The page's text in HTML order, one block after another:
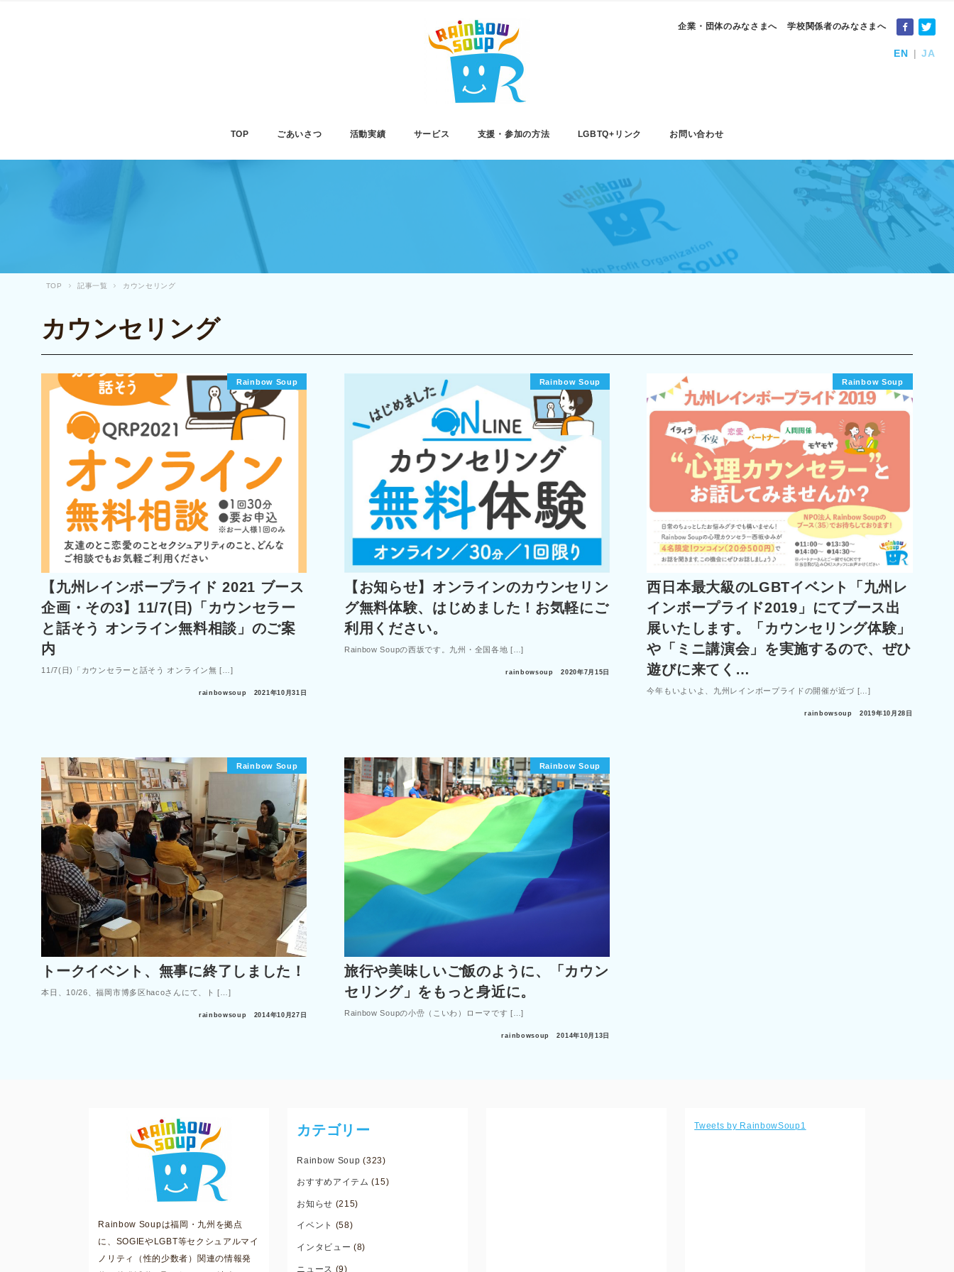
企業・団体のみなさまへ 学校関係者のみなさまへ
EN JA
TOP ごあいさつ 活動実績 サービス 支援・参加の方法 LGBTQ+リンク お問い合わせ
TOP 記事一覧 カウンセリング
カウンセリング
Rainbow Soup
【九州レインボープライド 2021 ブース
企画・その3】11/7(日)「カウンセラー
と話そう オンライン無料相談」のご案
内
11/7(日)「カウンセラーと話そう オンライン無 […]
rainbowsoup 2021年10月31日
Rainbow Soup
【お知らせ】オンラインのカウンセリン
グ無料体験、はじめました！お気軽にご
利用ください。
Rainbow Soupの西坂です。九州・全国各地 […]
rainbowsoup 2020年7月15日
Rainbow Soup
西日本最大級のLGBTイベント「九州レ
インボープライド2019」にてブース出
展いたします。「カウンセリング体験」
や「ミニ講演会」を実施するので、ぜひ
遊びに来てく…
今年もいよいよ、九州レインボープライドの開催が近づ […]
rainbowsoup 2019年10月28日
Rainbow Soup
トークイベント、無事に終了しました！
本日、10/26、福岡市博多区hacoさんにて、ト […]
rainbowsoup 2014年10月27日
Rainbow Soup
旅行や美味しいご飯のように、「カウン
セリング」をもっと身近に。
Rainbow Soupの小嵒（こいわ）ローマです […]
rainbowsoup 2014年10月13日
Rainbow Soupは福岡・九州を拠点
に、SOGIEやLGBT等セクシュアルマイ
ノリティ（性的少数者）関連の情報発
カテゴリー
Rainbow Soup (323)
おすすめアイテム (15)
お知らせ (215)
イベント (58)
インタビュー (8)
ニュース (9)
Tweets by RainbowSoup1